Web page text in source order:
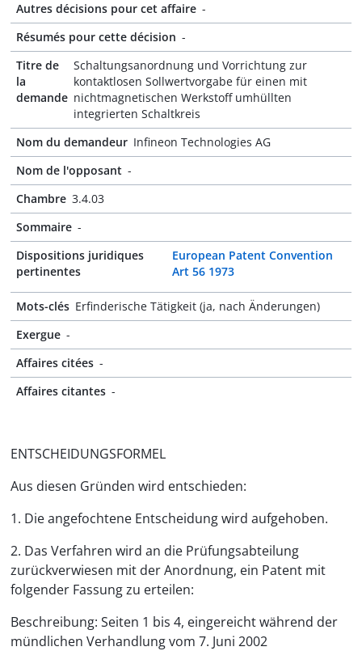
Autres décisions pour cet affaire -
Résumés pour cette décision -
Titre de
la
demande
Schaltungsanordnung und Vorrichtung zur
kontaktlosen Sollwertvorgabe für einen mit
nichtmagnetischen Werkstoff umhüllten
integrierten Schaltkreis
Nom du demandeur Infineon Technologies AG
Nom de l'opposant -
Chambre 3.4.03
Sommaire -
Dispositions juridiques
pertinentes
European Patent Convention
Art 56 1973
Mots-clés Erfinderische Tätigkeit (ja, nach Änderungen)
Exergue -
Affaires citées -
Affaires citantes -
ENTSCHEIDUNGSFORMEL
Aus diesen Gründen wird entschieden:
1. Die angefochtene Entscheidung wird aufgehoben.
2. Das Verfahren wird an die Prüfungsabteilung
zurückverwiesen mit der Anordnung, ein Patent mit
folgender Fassung zu erteilen:
Beschreibung: Seiten 1 bis 4, eingereicht während der
mündlichen Verhandlung vom 7. Juni 2002